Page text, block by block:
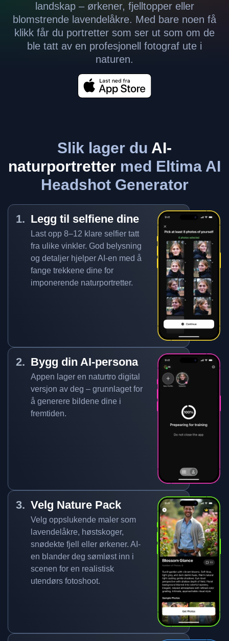
landskap – ørkener, fjelltopper eller
blomstrende lavendelåkre. Med bare noen få
klikk får du portretter som ser ut som om de
ble tatt av en profesjonell fotograf ute i
naturen.
Slik lager du AI-
naturportretter med Eltima AI
Headshot Generator
Legg til selfiene dine
Last opp 8–12 klare selfier tatt
fra ulike vinkler. God belysning
og detaljer hjelper AI-en med å
fange trekkene dine for
imponerende naturportretter.
Bygg din AI-persona
Appen lager en naturtro digital
versjon av deg – grunnlaget for
å generere bildene dine i
fremtiden.
Velg Nature Pack
Velg oppslukende maler som
lavendelåkre, høstskoger,
snødekte fjell eller ørkener. AI-
en blander deg sømløst inn i
scenen for en realistisk
utendørs fotoshoot.